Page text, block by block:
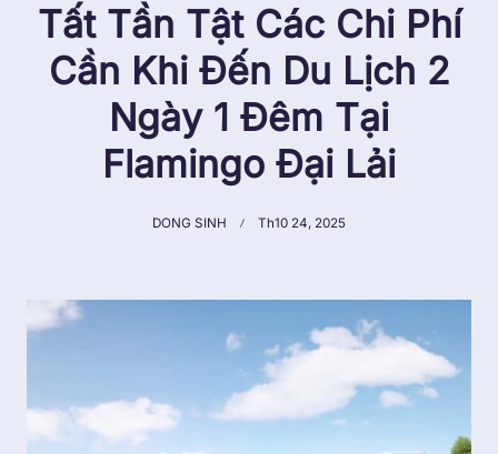
Tất Tần Tật Các Chi Phí
Cần Khi Đến Du Lịch 2
Ngày 1 Đêm Tại
Flamingo Đại Lải
DONG SINH Th10 24, 2025